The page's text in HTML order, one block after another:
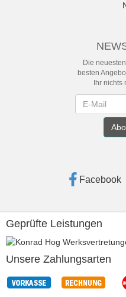
Die
besten
Ihr
Facebook
Geprüfte Leistungen
Unsere Zahlungsarten